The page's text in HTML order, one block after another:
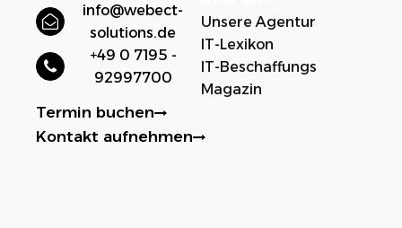
info@webect-
solutions.de
+49 0 7195 -
92997700
Unsere Agentur
IT-Lexikon
IT-Beschaffungs
Magazin
Termin buchen
Kontakt aufnehmen